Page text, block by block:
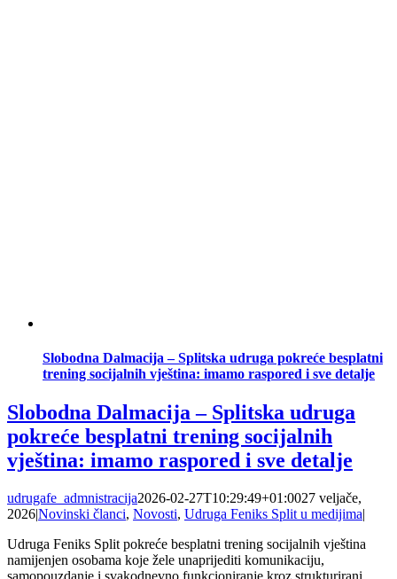
Slobodna Dalmacija – Splitska udruga pokreće besplatni
trening socijalnih vještina: imamo raspored i sve detalje
Slobodna Dalmacija – Splitska udruga
pokreće besplatni trening socijalnih
vještina: imamo raspored i sve detalje
udrugafe_admnistracija2026-02-27T10:29:49+01:0027 veljače,
2026|Novinski članci, Novosti, Udruga Feniks Split u medijima|
Udruga Feniks Split pokreće besplatni trening socijalnih vještina
namijenjen osobama koje žele unaprijediti komunikaciju,